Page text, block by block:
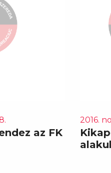
az FK
2016.